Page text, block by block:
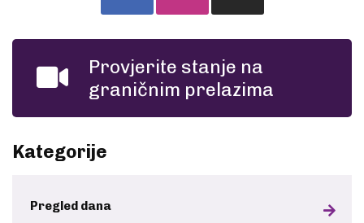
Provjerite stanje na
graničnim prelazima
Kategorije
Pregled dana